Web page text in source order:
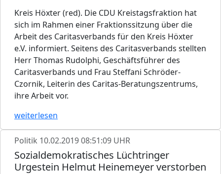
Kreis Höxter (red). Die CDU Kreistagsfraktion hat
sich im Rahmen einer Fraktionssitzung über die
Arbeit des Caritasverbands für den Kreis Höxter
e.V. informiert. Seitens des Caritasverbands stellten
Herr Thomas Rudolphi, Geschäftsführer des
Caritasverbands und Frau Steffani Schröder-
Czornik, Leiterin des Caritas-Beratungszentrums,
ihre Arbeit vor.
weiterlesen
Politik 10.02.2019 08:51:09 UHR
Sozialdemokratisches Lüchtringer
Urgestein Helmut Heinemeyer verstorben